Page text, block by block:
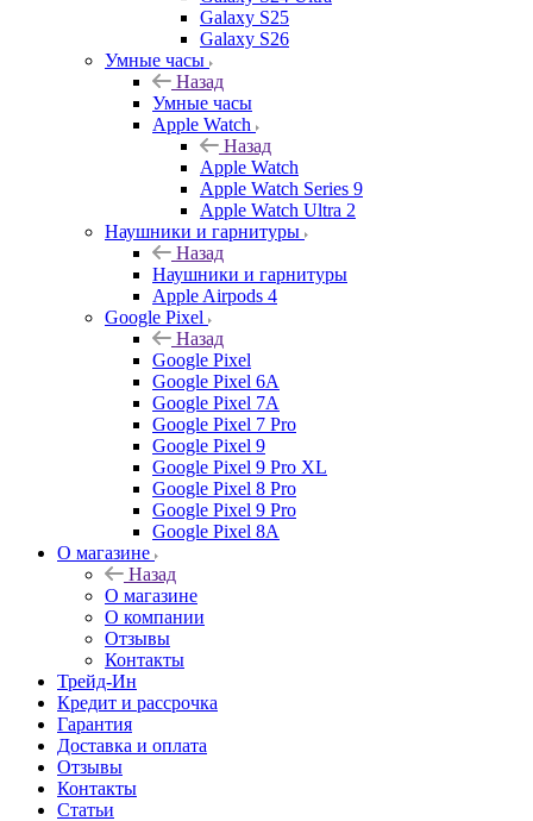
Galaxy S25
Galaxy S26
Умные часы
Назад
Умные часы
Apple Watch
Назад
Apple Watch
Apple Watch Series 9
Apple Watch Ultra 2
Наушники и гарнитуры
Назад
Наушники и гарнитуры
Apple Airpods 4
Google Pixel
Назад
Google Pixel
Google Pixel 6A
Google Pixel 7А
Google Pixel 7 Pro
Google Pixel 9
Google Pixel 9 Pro XL
Google Pixel 8 Pro
Google Pixel 9 Pro
Google Pixel 8A
О магазине
Назад
О магазине
О компании
Отзывы
Контакты
Трейд-Ин
Кредит и рассрочка
Гарантия
Доставка и оплата
Отзывы
Контакты
Статьи